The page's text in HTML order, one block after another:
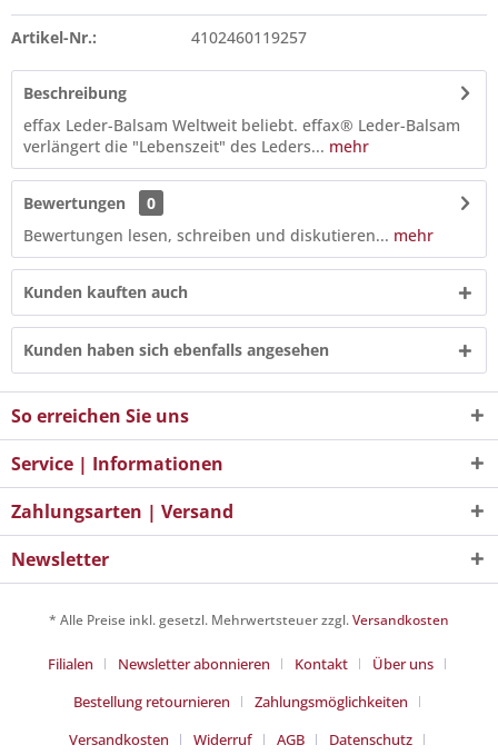
Artikel-Nr.: 4102460119257
Beschreibung
effax Leder-Balsam Weltweit beliebt. effax® Leder-Balsam
verlängert die "Lebenszeit" des Leders... mehr
Bewertungen
0
Bewertungen lesen, schreiben und diskutieren... mehr
Kunden kauften auch
Kunden haben sich ebenfalls angesehen
So erreichen Sie uns
Service | Informationen
Zahlungsarten | Versand
Newsletter
* Alle Preise inkl. gesetzl. Mehrwertsteuer zzgl.Versandkosten
Filialen Newsletter abonnieren Kontakt
Über uns
Bestellung retournieren
Zahlungsmöglichkeiten
Versandkosten
Widerruf AGB Datenschutz